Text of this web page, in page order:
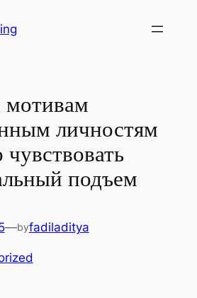
личностям
подъем
—byfadiladitya